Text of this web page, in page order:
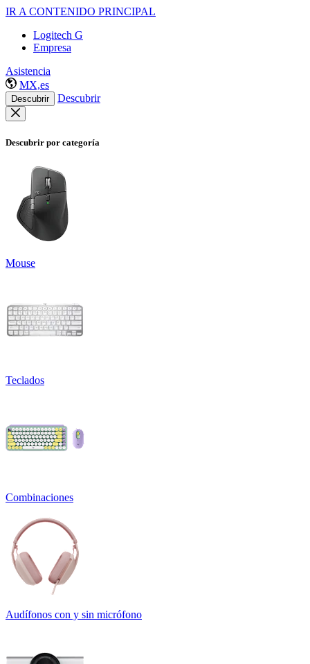
IR A CONTENIDO PRINCIPAL
Logitech G
Empresa
Asistencia
MX,es
Descubrir Descubrir
Descubrir por categoría
Mouse
Teclados
Combinaciones
Audífonos con y sin micrófono